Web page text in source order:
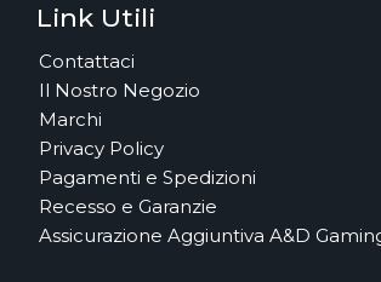
Link Utili
Contattaci
Il Nostro Negozio
Marchi
Privacy Policy
Pagamenti e Spedizioni
Recesso e Garanzie
Assicurazione Aggiuntiva A&D